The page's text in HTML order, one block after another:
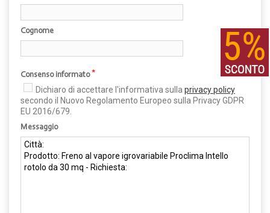
Cognome
Consenso informato*
Dichiaro di accettare l'informativa sulla privacy policy
secondo il Nuovo Regolamento Europeo sulla Privacy GDPR
EU 2016/679.
Messaggio